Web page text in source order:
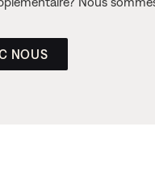
NOUS